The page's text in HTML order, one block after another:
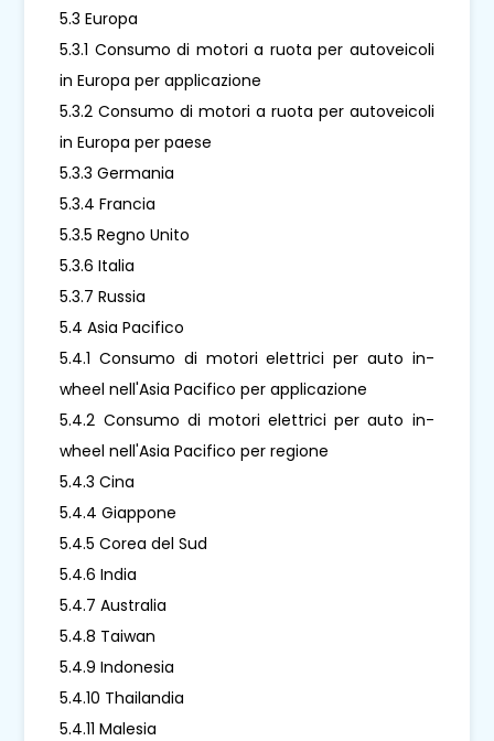
5.3 Europa
5.3.1 Consumo di motori a ruota per autoveicoli
in Europa per applicazione
5.3.2 Consumo di motori a ruota per autoveicoli
in Europa per paese
5.3.3 Germania
5.3.4 Francia
5.3.5 Regno Unito
5.3.6 Italia
5.3.7 Russia
5.4 Asia Pacifico
5.4.1 Consumo di motori elettrici per auto in-
wheel nell'Asia Pacifico per applicazione
5.4.2 Consumo di motori elettrici per auto in-
wheel nell'Asia Pacifico per regione
5.4.3 Cina
5.4.4 Giappone
5.4.5 Corea del Sud
5.4.6 India
5.4.7 Australia
5.4.8 Taiwan
5.4.9 Indonesia
5.4.10 Thailandia
5.4.11 Malesia